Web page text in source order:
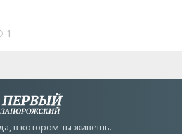
1
в котором ты живешь.